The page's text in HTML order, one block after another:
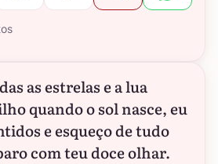
as estrelas e a lua
quando o sol nasce, eu
e esqueço de tudo
com teu doce olhar.